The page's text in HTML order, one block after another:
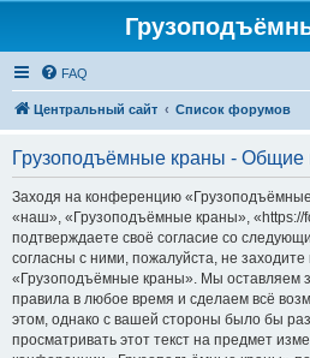
FAQ
Центральный сайт Список форумов
Грузоподъёмные краны - Общие
Заходя на конференцию
«наш», «Грузоподъёмные краны», «https://
подтверждаете своё согласие со
согласны с ними, пожалуйста, не
«Грузоподъёмные краны». Мы оставляем
правила в любое время и сделаем всё
этом, однако с вашей стороны было бы
просматривать этот текст на предмет